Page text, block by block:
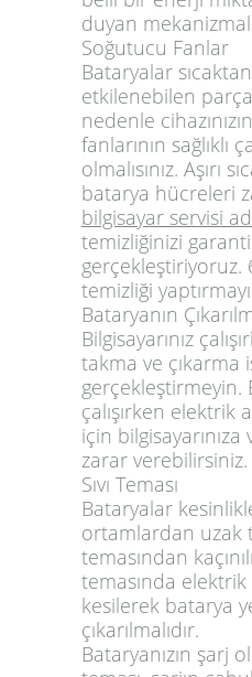
duyan
Soğutucu Fanlar
Bataryalar
etkilenebilen
nedenle
fanlarının sağlıklı
olmalısınız. Aşırı
batarya hücreleri
bilgisayar servisi
temizliğinizi
gerçekleştiriyoruz.
temizliği
Bataryanın
Bilgisayarınız
takma ve çıkarma
gerçekleştirmeyin.
çalışırken elektrik
için bilgisayarınıza
zarar verebilirsiniz.
Sıvı Teması
Bataryalar
ortamlardan uzak
temasından
temasında elektrik
kesilerek batarya
çıkarılmalıdır.
Bataryanızın şarj